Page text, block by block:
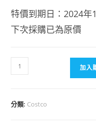
特價到期日：2024年
下次採購已為原價
加入
分類: Costco